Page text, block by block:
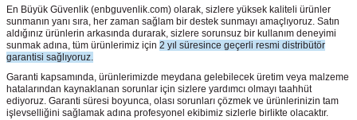
En Büyük Güvenlik (enbguvenlik.com) olarak, sizlere yüksek kaliteli ürünler
sunmanın yanı sıra, her zaman sağlam bir destek sunmayı amaçlıyoruz. Satın
aldığınız ürünlerin arkasında durarak, sizlere sorunsuz bir kullanım deneyimi
sunmak adına, tüm ürünlerimiz için 2 yıl süresince geçerli resmi distribütör
garantisi sağlıyoruz.
Garanti kapsamında, ürünlerimizde meydana gelebilecek üretim veya malzeme
hatalarından kaynaklanan sorunlar için sizlere yardımcı olmayı taahhüt
ediyoruz. Garanti süresi boyunca, olası sorunları çözmek ve ürünlerinizin tam
işlevselliğini sağlamak adına profesyonel ekibimiz sizlerle birlikte olacaktır.